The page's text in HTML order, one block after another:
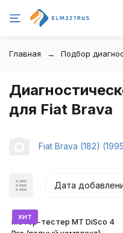
Главная Подбор
для Fiat Brava
Fiat Brava (182)
Дата
хит
Мотор-тестер MT DiSco 4